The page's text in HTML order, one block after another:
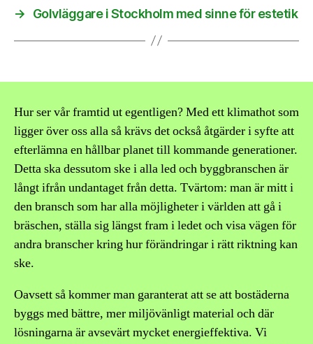
→
Golvläggare i Stockholm med sinne för estetik
Hur ser vår framtid ut egentligen? Med ett klimathot som
ligger över oss alla så krävs det också åtgärder i syfte att
efterlämna en hållbar planet till kommande generationer.
Detta ska dessutom ske i alla led och byggbranschen är
långt ifrån undantaget från detta. Tvärtom: man är mitt i
den bransch som har alla möjligheter i världen att gå i
bräschen, ställa sig längst fram i ledet och visa vägen för
andra branscher kring hur förändringar i rätt riktning kan
ske.
Oavsett så kommer man garanterat att se att bostäderna
byggs med bättre, mer miljövänligt material och där
lösningarna är avsevärt mycket energieffektiva. Vi